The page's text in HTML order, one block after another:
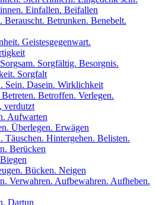
Einfallen. Beifallen
Berauscht. Betrunken. Benebelt.
Geistesgegenwart.
Sorgfältig. Besorgnis.
Sorgfalt
Sein. Dasein. Wirklichkeit
Betroffen. Verlegen.
verdutzt
Aufwarten
Überlegen. Erwägen
Täuschen. Hintergehen. Belisten.
Berücken
Bücken. Neigen
Verwahren. Aufbewahren. Aufheben.
Dartun